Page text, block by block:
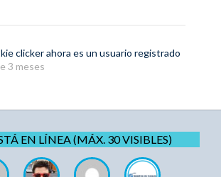
clickerahora es un usuario registrado
3 meses
EN LÍNEA (MÁX. 30 VISIBLES)